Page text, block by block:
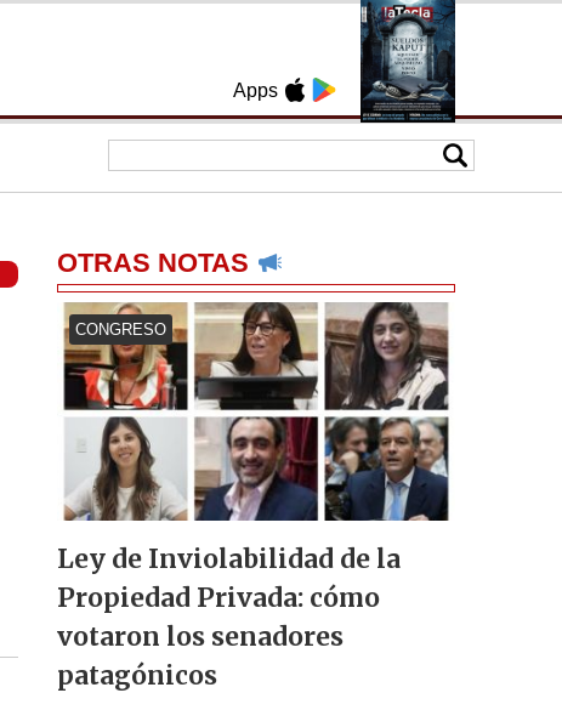
Apps
OTRAS NOTAS
CONGRESO
Ley de Inviolabilidad de la
Propiedad Privada: cómo
votaron los senadores
patagónicos